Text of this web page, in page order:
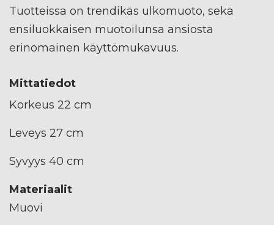
Tuotteissa on trendikäs ulkomuoto, sekä
ensiluokkaisen muotoilunsa ansiosta
erinomainen käyttömukavuus.
Mittatiedot
Korkeus 22 cm
Leveys 27 cm
Syvyys 40 cm
Materiaalit
Muovi